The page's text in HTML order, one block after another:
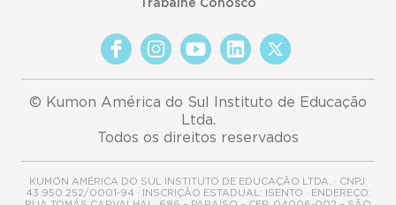
Trabalhe Conosco
© Kumon América do Sul Instituto de Educação
Ltda.
Todos os direitos reservados
KUMON AMÉRICA DO SUL INSTITUTO DE EDUCAÇÃO LTDA. · CNPJ:
43.950.252/0001-94 · INSCRIÇÃO ESTADUAL: ISENTO · ENDEREÇO: